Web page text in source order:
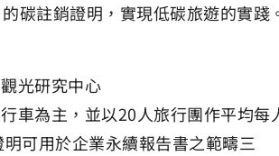
碳註銷證明，實現低碳旅遊的實踐
光研究中心
車為主，並以20人旅行團作平均
可用於企業永續報告書之範疇三